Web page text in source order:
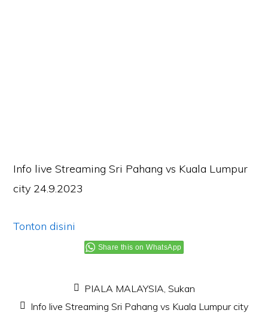
Info live Streaming Sri Pahang vs Kuala Lumpur
city 24.9.2023
Tonton disini
Share this on WhatsApp
PIALA MALAYSIA, Sukan
Info live Streaming Sri Pahang vs Kuala Lumpur city